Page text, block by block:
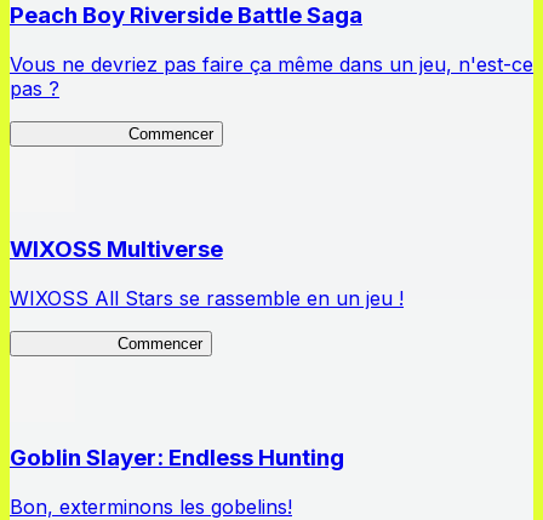
Peach Boy Riverside Battle Saga
Vous ne devriez pas faire ça même dans un jeu, n'est-ce
pas ?
Commencer
WIXOSS Multiverse
WIXOSS All Stars se rassemble en un jeu !
Commencer
Goblin Slayer: Endless Hunting
Bon, exterminons les gobelins!